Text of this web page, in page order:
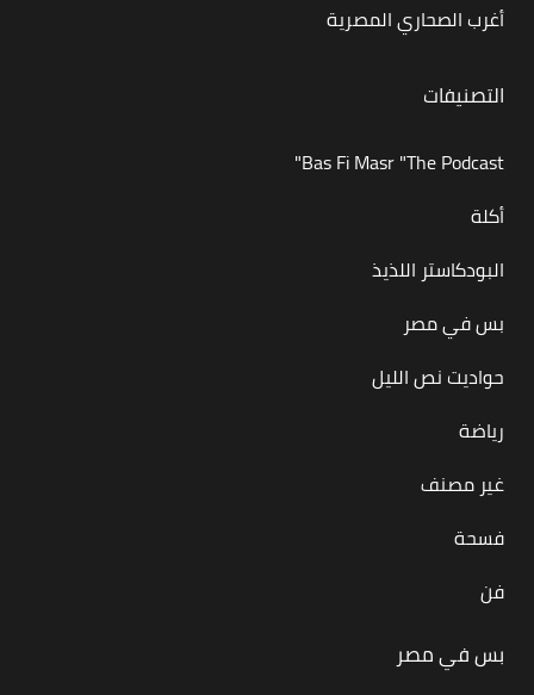
أغرب الصحاري المصرية
التصنيفات
Bas Fi Masr "The Podcast"
أكلة
البودكاستر اللذيذ
بس في مصر
حواديت نص الليل
رياضة
غير مصنف
فسحة
فن
بس في مصر